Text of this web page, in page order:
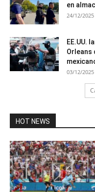
en
24/12/2025
EE.UU.
Orleans
03/12/2025
HOT NEWS